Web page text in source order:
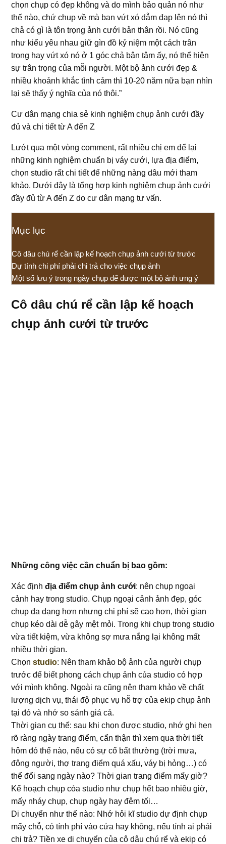
chọn chụp có đẹp không và do mình bảo quản nó như
thế nào, chứ chụp về mà bạn vứt xó dẫm đạp lên nó thì
chả có gì là tôn trọng ảnh cưới bản thân rồi. Nó cũng
như kiểu yêu nhau giữ gìn đồ kỷ niệm một cách trân
trọng hay vứt xó nó ở 1 góc chả bận tâm ấy, nó thể hiện
sự trân trọng của mỗi người. Một bộ ảnh cưới đẹp &
nhiều khoảnh khắc tình cảm thì 10-20 năm nữa bạn nhìn
lại sẽ thấy ý nghĩa của nó thôi.”
Cư dân mạng chia sẻ kinh nghiệm chụp ảnh cưới đầy
đủ và chi tiết từ A đến Z
Lướt qua một vòng comment, rất nhiều chị em để lại
những kinh nghiệm chuẩn bị váy cưới, lựa địa điểm,
chọn studio rất chi tiết để những nàng dâu mới tham
khảo. Dưới đây là tổng hợp kinh nghiệm chụp ảnh cưới
đầy đủ từ A đến Z do cư dân mạng tư vấn.
Mục lục
Cô dâu chú rể cần lập kế hoạch chụp ảnh cưới từ trước
Dự tính chi phí phải chi trả cho việc chụp ảnh
Một số lưu ý trong ngày chụp để được một bộ ảnh ưng ý
Cô dâu chú rể cần lập kế hoạch
chụp ảnh cưới từ trước
Những công việc cần chuẩn bị bao gồm:
Xác địnhđịa điểm chụp ảnh cưới: nên chụp ngoại
cảnh hay trong studio. Chụp ngoại cảnh ảnh đẹp, góc
chụp đa dạng hơn nhưng chi phí sẽ cao hơn, thời gian
chụp kéo dài dễ gây mệt mỏi. Trong khi chụp trong studio
vừa tiết kiệm, vừa không sợ mưa nắng lại không mất
nhiều thời gian.
Chọnstudio: Nên tham khảo bộ ảnh của người chụp
trước để biết phong cách chụp ảnh của studio có hợp
với mình không. Ngoài ra cũng nên tham khảo về chất
lượng dịch vụ, thái độ phục vụ hỗ trợ của ekip chụp ảnh
tại đó và nhớ so sánh giá cả.
Thời gian cụ thể: sau khi chọn được studio, nhớ ghi hẹn
rõ ràng ngày trang điểm, cẩn thận thì xem qua thời tiết
hôm đó thế nào, nếu có sự cố bất thường (trời mưa,
đông người, thợ trang điểm quá xấu, váy bị hỏng…) có
thể đổi sang ngày nào? Thời gian trang điểm mấy giờ?
Kế hoạch chụp cỏa studio như chụp hết bao nhiêu giờ,
mấy nháy chụp, chụp ngày hay đêm tối…
Di chuyển như thế nào: Nhớ hỏi kĩ studio dự định chụp
mấy chỗ, có tính phí vào cửa hay không, nếu tính ai phải
chi trả? Tiền xe di chuyển của cô dâu chú rể và ekip có